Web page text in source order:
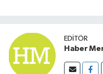
EDITÖR
Haber